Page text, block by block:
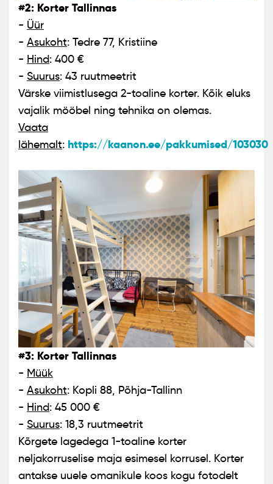
#2: Korter Tallinnas
- Üür
- Asukoht: Tedre 77, Kristiine
- Hind: 400 €
- Suurus: 43 ruutmeetrit
Värske viimistlusega 2-toaline korter. Kõik eluks
vajalik mööbel ning tehnika on olemas.
Vaata
lähemalt: https://kaanon.ee/pakkumised/103030
#3: Korter Tallinnas
- Müük
- Asukoht: Kopli 88, Põhja-Tallinn
- Hind: 45 000 €
- Suurus: 18,3 ruutmeetrit
Kõrgete lagedega 1-toaline korter
neljakorruselise maja esimesel korrusel. Korter
antakse uuele omanikule koos kogu fotodelt